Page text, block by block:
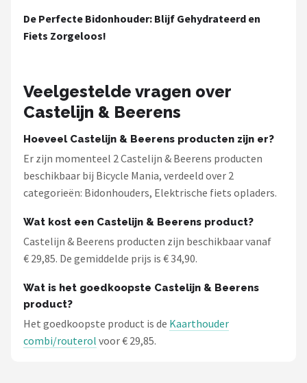
De Perfecte Bidonhouder: Blijf Gehydrateerd en
Fiets Zorgeloos!
Veelgestelde vragen over
Castelijn & Beerens
Hoeveel Castelijn & Beerens producten zijn er?
Er zijn momenteel 2 Castelijn & Beerens producten
beschikbaar bij Bicycle Mania, verdeeld over 2
categorieën: Bidonhouders, Elektrische fiets opladers.
Wat kost een Castelijn & Beerens product?
Castelijn & Beerens producten zijn beschikbaar vanaf
€ 29,85. De gemiddelde prijs is € 34,90.
Wat is het goedkoopste Castelijn & Beerens
product?
Het goedkoopste product is de Kaarthouder
combi/routerol voor € 29,85.